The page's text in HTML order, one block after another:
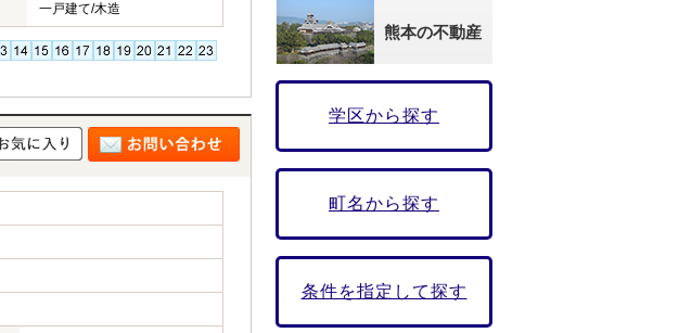
一戸建て/木造
熊本の不動産
学区から探す
町名から探す
条件を指定して探す